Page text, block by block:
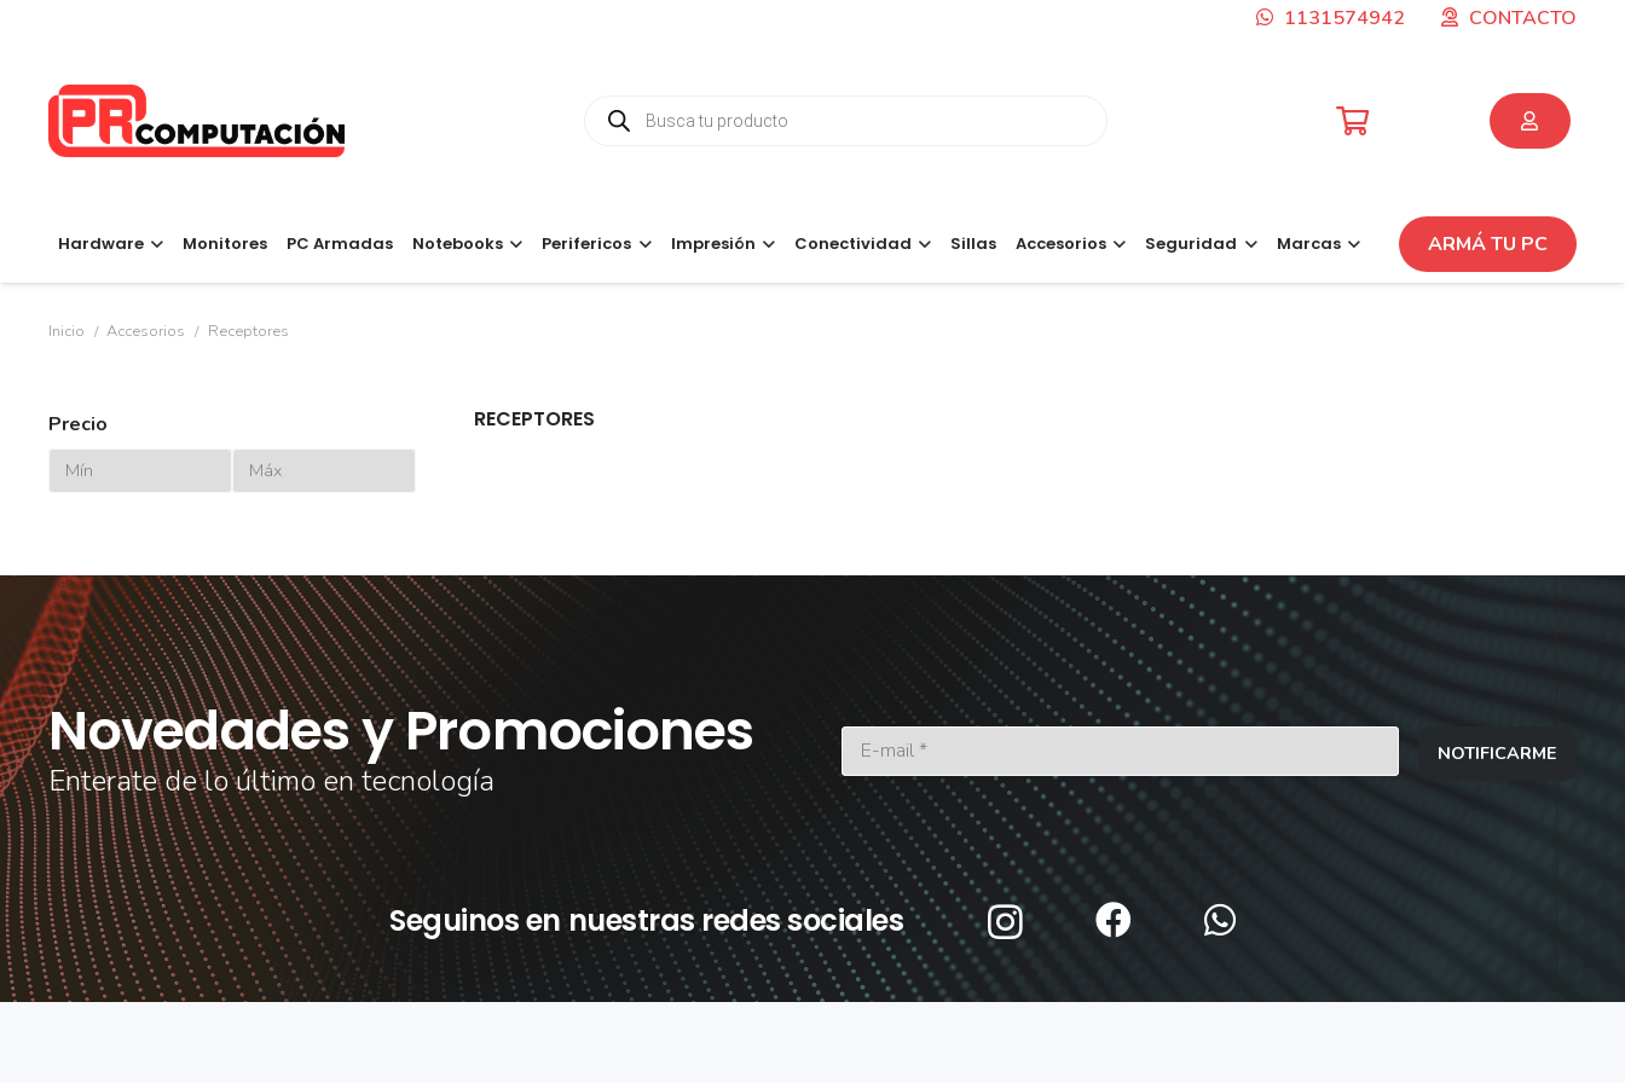
1131574942 CONTACTO
Búsqueda
de
Hardware Monitores PC Armadas Notebooks Perifericos Impresión Conectividad Sillas Accesorios Seguridad Marcas ARMÁ TU PC
Inicio / Accesorios / Receptores
Precio RECEPTORES
Novedades y Promociones
Enterate de lo último en tecnología
NOTIFICARME
Seguinos en nuestras redes sociales